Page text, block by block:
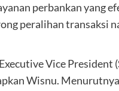
perbankan yang
peralihan transaksi
Vice President
Wisnu.